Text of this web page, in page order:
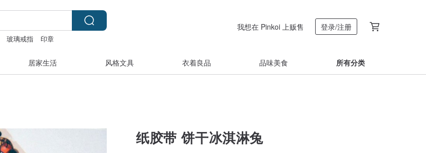
玻璃戒指 印章
我想在 Pinkoi 上贩售 登录/注册
居家生活 风格文具 衣着良品 品味美食 所有分类
纸胶带 饼干冰淇淋兔